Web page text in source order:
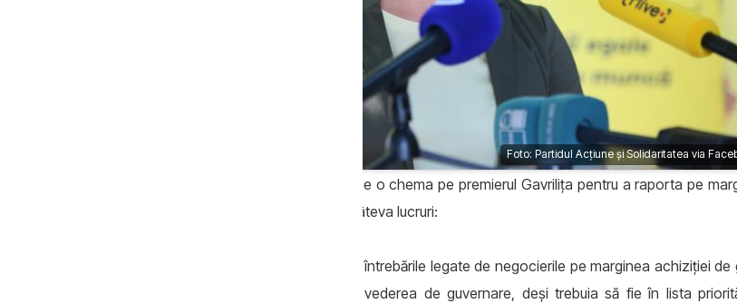
Foto: Partidul Acțiune și Solidaritatea via
Faptul că PAS nu a susținut solicitarea de o chema pe premierul Gavrilița pentru a raporta pe
situației din sectorul energetic denotă câteva lucruri:
- PAS știe că guvernul nu are răspuns la întrebările legate de negocierile pe marginea achiziției de
(care pur și simplu au fost trecute cu vederea de guvernare, deși trebuia să fie în lista